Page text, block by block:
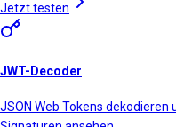
Jetzt testen
JWT-Decoder
JSON Web Tokens